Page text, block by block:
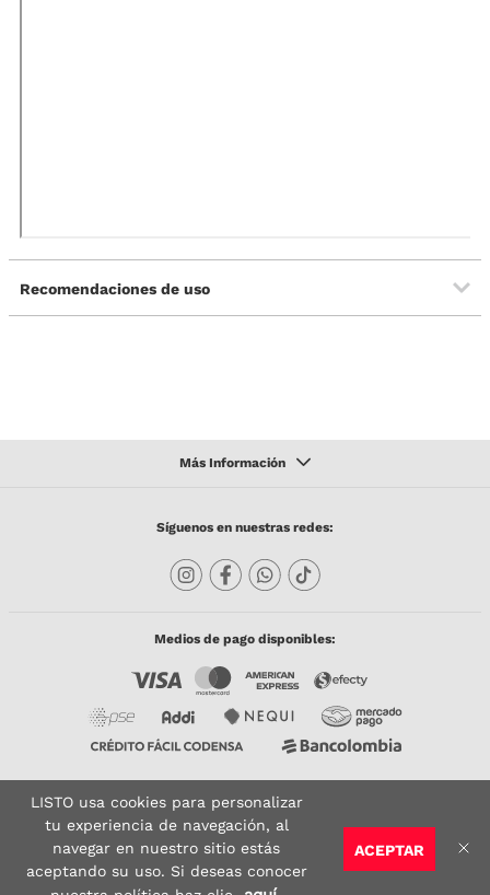
Recomendaciones de uso
Síguenos en nuestras redes:
Medios de pago disponibles:
Copyright © 2023 TODACO S.A.S. Listo Mundo Cerámico. All Rights Reserved. Powered
by
Sitio seguro: Vigilado por: Certificado:
ACEPTAR
LISTO usa cookies para personalizar
tu experiencia de navegación, al
navegar en nuestro sitio estás
aceptando su uso. Si deseas conocer